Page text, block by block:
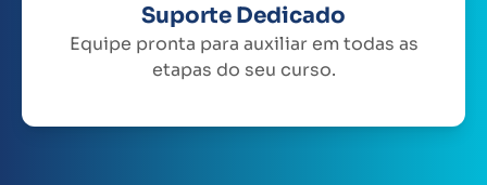
Suporte Dedicado
Equipe pronta para auxiliar em todas as
etapas do seu curso.